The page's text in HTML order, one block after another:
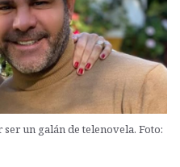
un galán de telenovela. Foto: